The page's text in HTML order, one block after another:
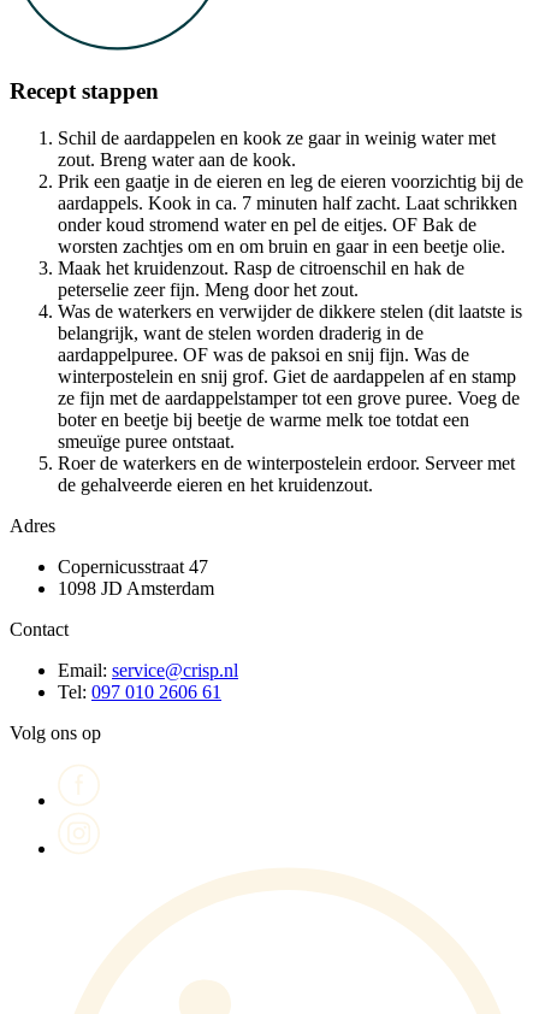
Recept stappen
Schil de aardappelen en kook ze gaar in weinig water met
zout. Breng water aan de kook.
Prik een gaatje in de eieren en leg de eieren voorzichtig bij de
aardappels. Kook in ca. 7 minuten half zacht. Laat schrikken
onder koud stromend water en pel de eitjes. OF Bak de
worsten zachtjes om en om bruin en gaar in een beetje olie.
Maak het kruidenzout. Rasp de citroenschil en hak de
peterselie zeer fijn. Meng door het zout.
Was de waterkers en verwijder de dikkere stelen (dit laatste is
belangrijk, want de stelen worden draderig in de
aardappelpuree. OF was de paksoi en snij fijn. Was de
winterpostelein en snij grof. Giet de aardappelen af en stamp
ze fijn met de aardappelstamper tot een grove puree. Voeg de
boter en beetje bij beetje de warme melk toe totdat een
smeuïge puree ontstaat.
Roer de waterkers en de winterpostelein erdoor. Serveer met
de gehalveerde eieren en het kruidenzout.
Adres
Copernicusstraat 47
1098 JD Amsterdam
Contact
Email: service@crisp.nl
Tel: 097 010 2606 61
Volg ons op